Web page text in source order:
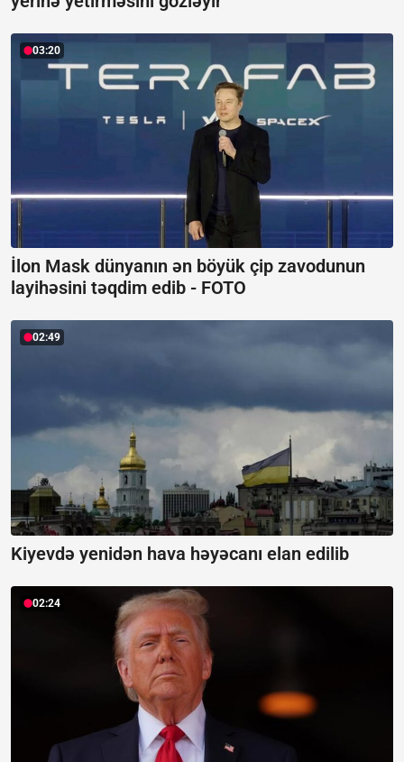
03:20
İlon Mask dünyanın ən böyük çip zavodunun
layihəsini təqdim edib - FOTO
02:49
Kiyevdə yenidən hava həyəcanı elan edilib
02:24